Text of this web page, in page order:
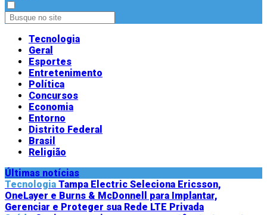
Tecnologia
Geral
Esportes
Entretenimento
Política
Concursos
Economia
Entorno
Distrito Federal
Brasil
Religião
Últimas notícias
Tecnologia Tampa Electric Seleciona Ericsson,
OneLayer e Burns & McDonnell para Implantar,
Gerenciar e Proteger sua Rede LTE Privada